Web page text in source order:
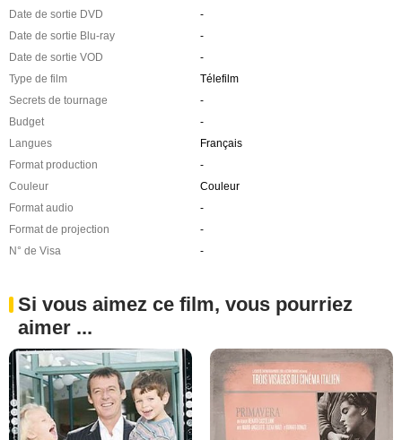
Date de sortie DVD
-
Date de sortie Blu-ray
-
Date de sortie VOD
-
Type de film
Télefilm
Secrets de tournage
-
Budget
-
Langues
Français
Format production
-
Couleur
Couleur
Format audio
-
Format de projection
-
N° de Visa
-
Si vous aimez ce film, vous pourriez
aimer ...